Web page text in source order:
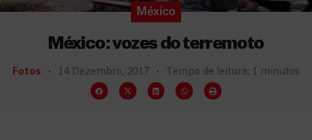
México
México: vozes do terremoto
Fotos 14 Dezembro, 2017 Tempo de leitura: 1 minutos